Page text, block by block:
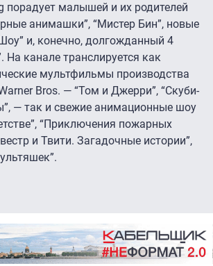
порадует малышей и их родителей
анимашки”, “Мистер Бин”, новые
и, конечно, долгожданный 4
На канале транслируется как
мультфильмы производства
Bros. — “Том и Джерри”, “Скуби-
— так и свежие анимационные шоу
“Приключения пожарных
и Твити. Загадочные истории”,